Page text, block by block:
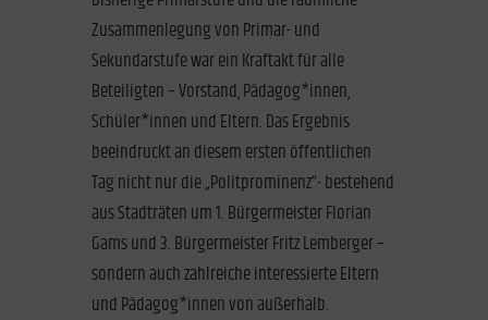
Zusammenlegung von Primar- und
Sekundarstufe war ein Kraftakt für alle
Beteiligten – Vorstand, Pädagog*innen,
Schüler*innen und Eltern. Das Ergebnis
beeindruckt an diesem ersten öffentlichen
Tag nicht nur die „Politprominenz“- bestehend
aus Stadträten um 1. Bürgermeister Florian
Gams und 3. Bürgermeister Fritz Lemberger –
sondern auch zahlreiche interessierte Eltern
und Pädagog*innen von außerhalb.